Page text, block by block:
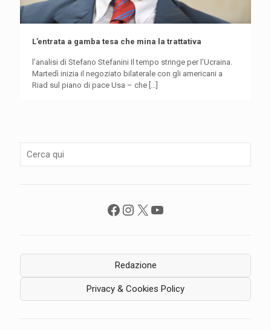
L’entrata a gamba tesa che mina la trattativa
l’analisi di Stefano Stefanini Il tempo stringe per l’Ucraina.
Martedì inizia il negoziato bilaterale con gli americani a
Riad sul piano di pace Usa – che […]
Facebook
Instagram
X YouTube
Redazione
Privacy & Cookies Policy